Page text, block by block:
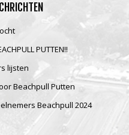
PUTTEN!!
lijsten
Beachpull Putten
Beachpull 2024